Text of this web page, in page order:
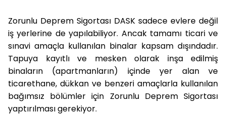
Zorunlu Deprem Sigortası DASK sadece evlere değil
iş yerlerine de yapılabiliyor. Ancak tamamı ticari ve
sınavi amaçla kullanılan binalar kapsam dışındadır.
Tapuya kayıtlı ve mesken olarak inşa edilmiş
binaların (apartmanların) içinde yer alan ve
ticarethane, dükkan ve benzeri amaçlarla kullanılan
bağımsız bölümler için Zorunlu Deprem Sigortası
yaptırılması gerekiyor.